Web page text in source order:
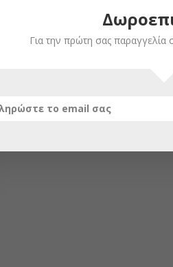
Για την πρώτη σας παραγγελία